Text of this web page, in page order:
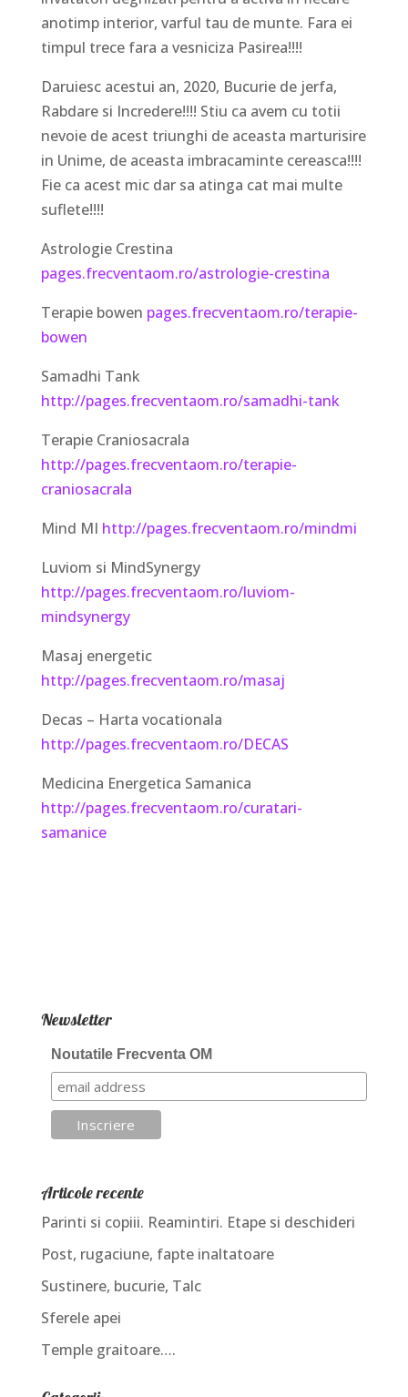
anotimp interior, varful tau de munte. Fara ei
timpul trece fara a vesniciza Pasirea!!!!
Daruiesc acestui an, 2020, Bucurie de jerfa,
Rabdare si Incredere!!!! Stiu ca avem cu totii
nevoie de acest triunghi de aceasta marturisire
in Unime, de aceasta imbracaminte cereasca!!!!
Fie ca acest mic dar sa atinga cat mai multe
suflete!!!!
Astrologie Crestina
pages.frecventaom.ro/astrologie-crestina
Terapie bowen pages.frecventaom.ro/terapie-
bowen
Samadhi Tank
http://pages.frecventaom.ro/samadhi-tank
Terapie Craniosacrala
http://pages.frecventaom.ro/terapie-
craniosacrala
Mind MI http://pages.frecventaom.ro/mindmi
Luviom si MindSynergy
http://pages.frecventaom.ro/luviom-
mindsynergy
Masaj energetic
http://pages.frecventaom.ro/masaj
Decas – Harta vocationala
http://pages.frecventaom.ro/DECAS
Medicina Energetica Samanica
http://pages.frecventaom.ro/curatari-
samanice
Newsletter
Noutatile Frecventa OM
Articole recente
Parinti si copiii. Reamintiri. Etape si deschideri
Post, rugaciune, fapte inaltatoare
Sustinere, bucurie, Talc
Sferele apei
Temple graitoare….